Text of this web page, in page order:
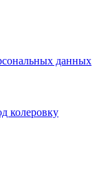
данных
колеровку